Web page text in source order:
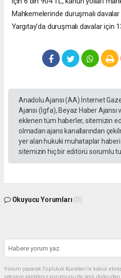
Mahkemelerinde duruşmalı
Yargıtay’da duruşmalı davalar için
Anadolu Ajansı (AA) İnternet
Ajansı (İgfa), Beyaz Haber Ajansı
eklenen tüm haberler, sitemizin
olmadan ajans kanallarından
yer alan hukuki muhataplar
sitemizin hiç bir editörü sorumlu
Okuyucu Yorumları (0)
Yorum yazarak Topluluk Kuralları’nı kabul